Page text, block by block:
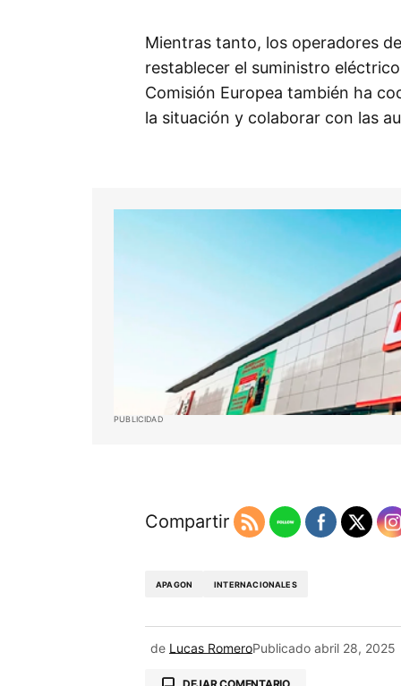
Mientras tanto, los operadores
restablecer el suministro
Comisión Europea también ha
la situación y colaborar con las
PUBLICIDAD
Compartir
APAGON INTERNACIONALES
de Lucas RomeroPublicado abril 28, 2025